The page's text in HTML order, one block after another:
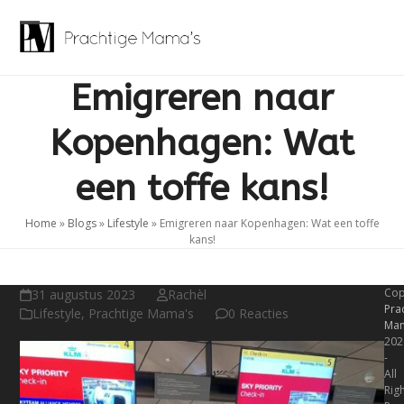
contentOpen
Close
Emigreren naar
Kopenhagen: Wat
een toffe kans!
Home » Blogs» Lifestyle » Emigreren naar Kopenhagen: Wat een toffe
kans!
31 augustus 2023
Rachèl
Lifestyle, Prachtige Mama's 0 Reacties
-
All